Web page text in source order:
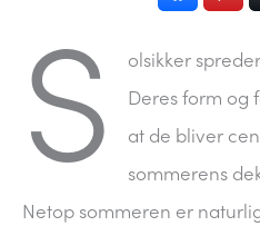
S
olsikker
Deres form og
at de bliver
sommerens
Netop sommeren er